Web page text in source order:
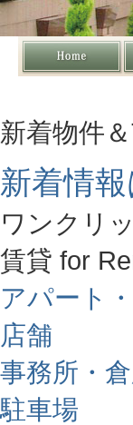
新着物件
新着情
ワンクリ
賃貸 for
アパート
店舗
事務所・
駐車場